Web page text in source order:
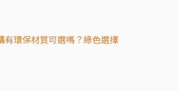
有環保材質可選嗎？綠色選擇